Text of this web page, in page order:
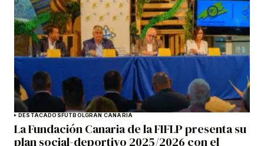
DESTACADOSFÚTBOLGRAN CANARIA
La Fundación Canaria de la FIFLP presenta su
plan social-deportivo 2025/2026 con el